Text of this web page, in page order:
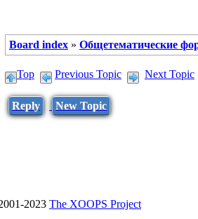
Board index » Общетематические
Top Previous Topic Next Topic
Reply New Topic
2023 The XOOPS Project